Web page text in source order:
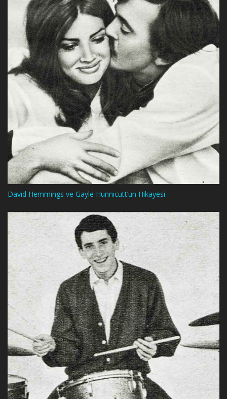
David Hemmings ve Gayle Hunnicutt’un Hikayesi